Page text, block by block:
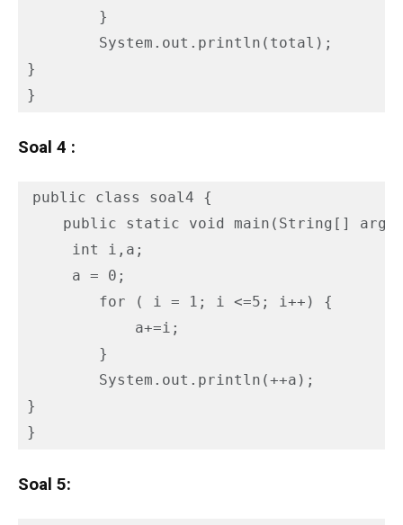
        }
        System.out.println(total);
}
}
Soal 4 :
public class soal4 {
public static void main(String[]
     int i,a;
     a = 0;
        for ( i = 1; i <=5; i++) {
            a+=i;
        }
        System.out.println(++a);
}
}
Soal 5: